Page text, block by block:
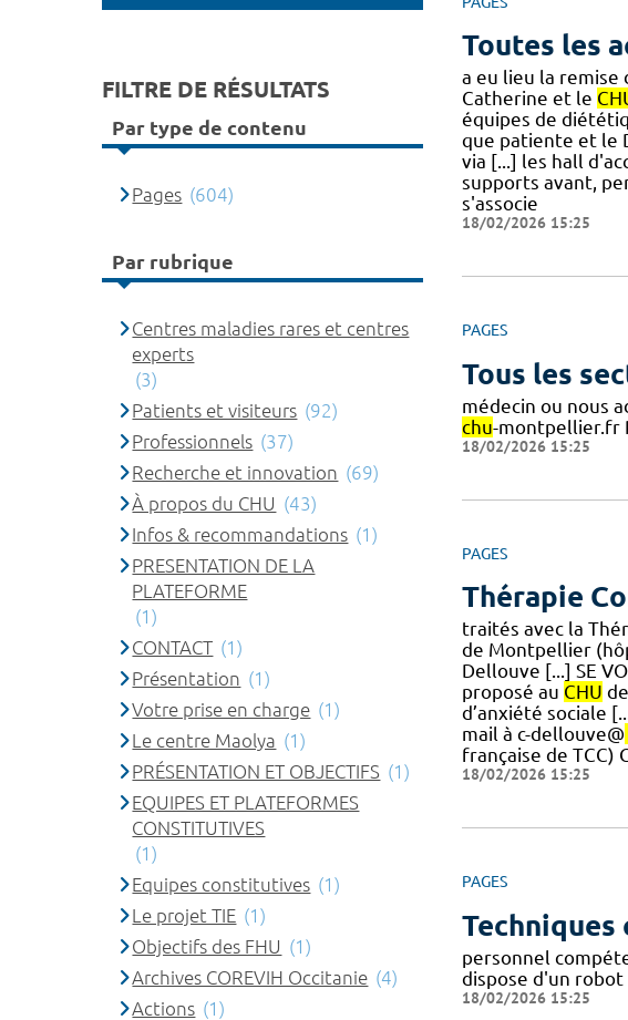
Toutes les
a eu lieu la remise
Catherine et le
équipes de
que patiente et le
via [...] les hall
supports avant,
s'associe
18/02/2026 15:25
PAGES
Tous les
médecin ou nous
chu-montpellier.fr
18/02/2026 15:25
PAGES
Thérapie
traités avec la
de Montpellier
Dellouve [...] SE
proposé au CHU
d’anxiété sociale
mail à c-dellouve@
française de TCC)
18/02/2026 15:25
PAGES
personnel
dispose d'un
18/02/2026 15:25
FILTRE DE RÉSULTATS
Par type de contenu
Pages (604)
Par rubrique
Centres maladies rares et centres
experts
(3)
Patients et visiteurs (92)
Professionnels (37)
Recherche et innovation (69)
À propos du CHU (43)
Infos & recommandations (1)
PRESENTATION DE LA
PLATEFORME
(1)
CONTACT (1)
Présentation (1)
Votre prise en charge (1)
Le centre Maolya (1)
PRÉSENTATION ET OBJECTIFS (1)
EQUIPES ET PLATEFORMES
CONSTITUTIVES
(1)
Equipes constitutives (1)
Le projet TIE (1)
Objectifs des FHU (1)
Archives COREVIH Occitanie (4)
Actions (1)